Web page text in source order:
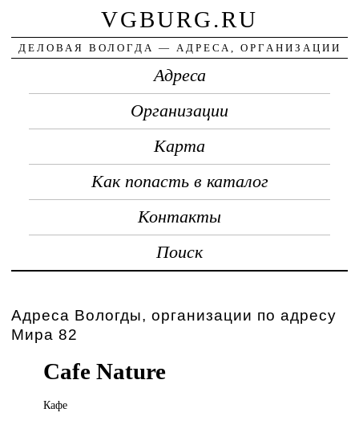
VGBURG.RU
ДЕЛОВАЯ ВОЛОГДА — АДРЕСА, ОРГАНИЗАЦИИ
Адреса
Организации
Карта
Как попасть в каталог
Контакты
Поиск
Адреса Вологды, организации по адресу
Мира 82
Cafe Nature
Кафе